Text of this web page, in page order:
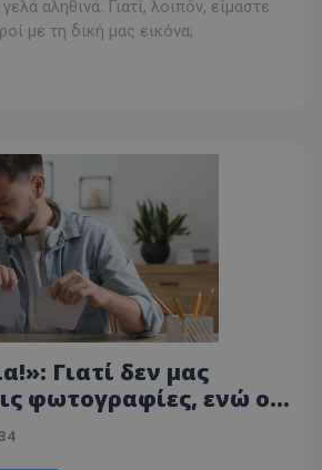
αληθινά. Γιατί, λοιπόν, είμαστε
με τη δική μας εικόνα;
Γιατί δεν μας
φωτογραφίες, ενώ οι
όμορφους